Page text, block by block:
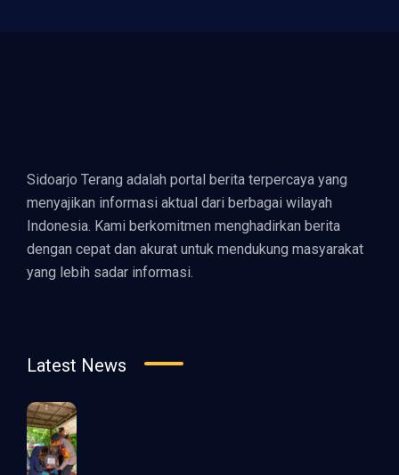
Sidoarjo Terang adalah portal berita terpercaya yang
menyajikan informasi aktual dari berbagai wilayah
Indonesia. Kami berkomitmen menghadirkan berita
dengan cepat dan akurat untuk mendukung masyarakat
yang lebih sadar informasi.
Latest News